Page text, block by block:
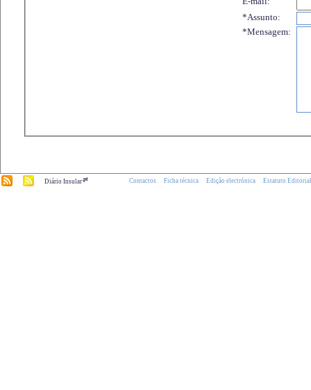
*Assunto:
*Mensagem:
Diário Insular.pt Contactos Ficha técnica Edição electrónica Estatuto Editorial